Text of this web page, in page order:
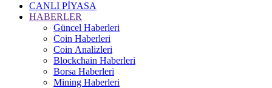
CANLI PİYASA
HABERLER
Güncel Haberleri
Coin Haberleri
Coin Analizleri
Blockchain Haberleri
Borsa Haberleri
Mining Haberleri